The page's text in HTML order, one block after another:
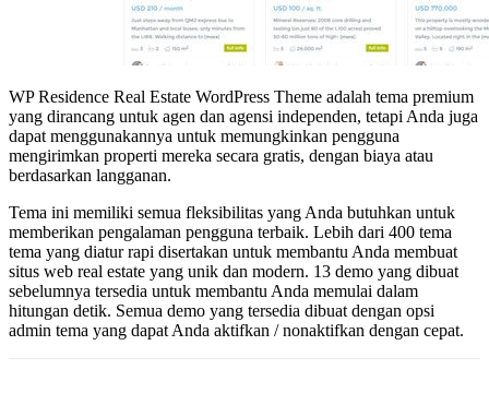
WP Residence Real Estate WordPress Theme adalah tema premium
yang dirancang untuk agen dan agensi independen, tetapi Anda juga
dapat menggunakannya untuk memungkinkan pengguna
mengirimkan properti mereka secara gratis, dengan biaya atau
berdasarkan langganan.
Tema ini memiliki semua fleksibilitas yang Anda butuhkan untuk
memberikan pengalaman pengguna terbaik. Lebih dari 400 tema
tema yang diatur rapi disertakan untuk membantu Anda membuat
situs web real estate yang unik dan modern. 13 demo yang dibuat
sebelumnya tersedia untuk membantu Anda memulai dalam
hitungan detik. Semua demo yang tersedia dibuat dengan opsi
admin tema yang dapat Anda aktifkan / nonaktifkan dengan cepat.